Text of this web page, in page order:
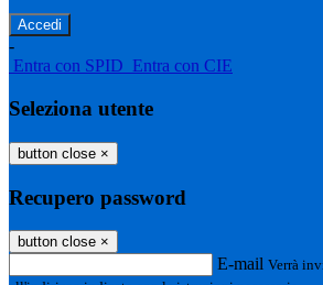
-
Entra con SPID Entra con CIE
Seleziona utente
button close ×
Recupero password
button close ×
E-mail Verrà